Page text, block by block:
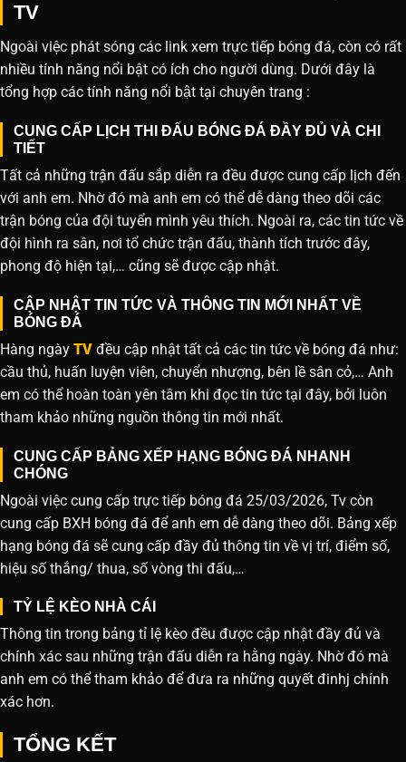
TV
Ngoài việc phát sóng các link xem trực tiếp bóng đá, còn có rất
nhiều tính năng nổi bật có ích cho người dùng. Dưới đây là
tổng hợp các tính năng nổi bật tại chuyên trang :
CUNG CẤP LỊCH THI ĐẤU BÓNG ĐÁ ĐẦY ĐỦ VÀ CHI
TIẾT
Tất cả những trận đấu sắp diễn ra đều được cung cấp lịch đến
với anh em. Nhờ đó mà anh em có thể dễ dàng theo dõi các
trận bóng của đội tuyển mình yêu thích. Ngoài ra, các tin tức về
đội hình ra sân, nơi tổ chức trận đấu, thành tích trước đây,
phong độ hiện tại,… cũng sẽ được cập nhật.
CẬP NHẬT TIN TỨC VÀ THÔNG TIN MỚI NHẤT VỀ
BÓNG ĐÁ
Hàng ngày TV đều cập nhật tất cả các tin tức về bóng đá như:
cầu thủ, huấn luyện viên, chuyển nhượng, bên lề sân cỏ,… Anh
em có thể hoàn toàn yên tâm khi đọc tin tức tại đây, bởi luôn
tham khảo những nguồn thông tin mới nhất.
CUNG CẤP BẢNG XẾP HẠNG BÓNG ĐÁ NHANH
CHÓNG
Ngoài việc cung cấp trực tiếp bóng đá 25/03/2026, Tv còn
cung cấp BXH bóng đá để anh em dễ dàng theo dõi. Bảng xếp
hạng bóng đá sẽ cung cấp đầy đủ thông tin về vị trí, điểm số,
hiệu số thắng/ thua, số vòng thi đấu,…
TỶ LỆ KÈO NHÀ CÁI
Thông tin trong bảng tỉ lệ kèo đều được cập nhật đầy đủ và
chính xác sau những trận đấu diễn ra hằng ngày. Nhờ đó mà
anh em có thể tham khảo để đưa ra những quyết đinhj chính
xác hơn.
TỔNG KẾT